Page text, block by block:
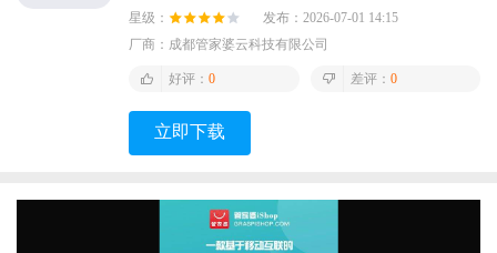
星级：
发布： 2026-07-01 14:15
厂商： 成都管家婆云科技有限公司
好评： 0 差评： 0
立即下载